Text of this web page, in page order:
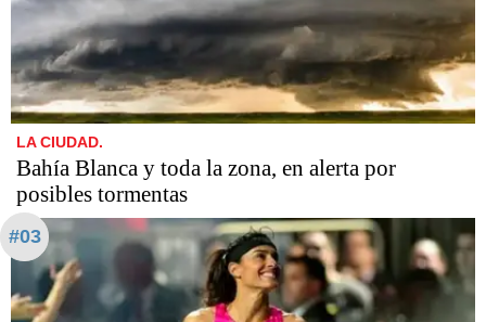
LA CIUDAD.
Bahía Blanca y toda la zona, en alerta por
posibles tormentas
#03